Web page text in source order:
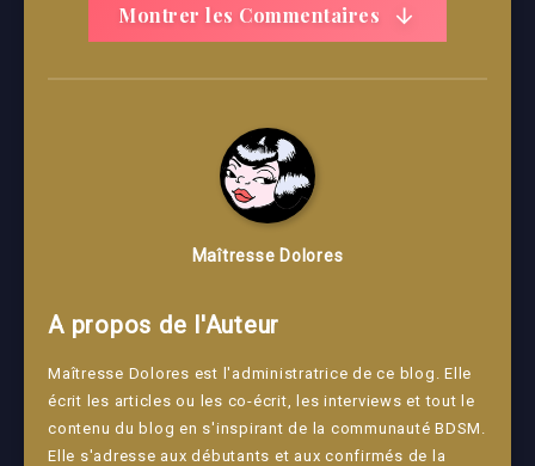
Montrer les Commentaires
Maîtresse Dolores
A propos de l'Auteur
Maîtresse Dolores est l'administratrice de ce blog. Elle
écrit les articles ou les co-écrit, les interviews et tout le
contenu du blog en s'inspirant de la communauté BDSM.
Elle s'adresse aux débutants et aux confirmés de la